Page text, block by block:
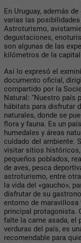
En Uruguay, además
varias las
Astroturismo,
degustaciones,
son algunas de las
kilómetros de la
Así lo expresó el
documento oficial,
compartido por la
Natural: “Nuestro país
hábitats para disfrutar
naturales, donde se
flora y fauna. Es un
humedales y áreas
cuidado del ambiente.
visitar sitios históricos,
pequeños poblados,
de aves, pesca
astroturismo, entre
la vida del «gaucho»,
disfrutar de su
entorno de
principal protagonista.
falte la carne asada, el
verduras del país, es
recomendable para